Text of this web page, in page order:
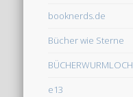
booknerds.de
Bücher wie Sterne
BÜCHERWURMLOCH
e13